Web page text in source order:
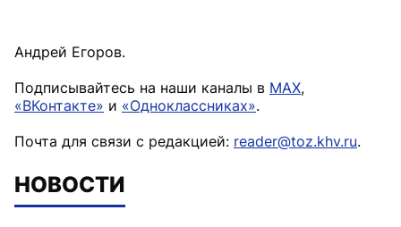
Андрей Егоров.
Подписывайтесь на наши каналы в MAX,
«ВКонтакте» и «Одноклассниках».
Почта для связи с редакцией: reader@toz.khv.ru.
НОВОСТИ